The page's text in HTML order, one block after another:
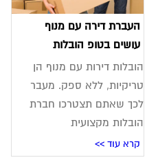
העברת דירה עם מנוף
עושים בטופ הובלות
הובלות דירות עם מנוף הן
טריקיות, ללא ספק. מעבר
לכך שאתם תצטרכו חברת
הובלות מקצועית
קרא עוד >>